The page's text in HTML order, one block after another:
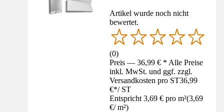
Artikel wurde noch nicht
bewertet.
(0)
Preis — 36,99 € * Alle Preise
inkl. MwSt. und ggf. zzgl.
Versandkosten pro ST36,99
€*/ ST
Entspricht 3,69 € pro m²(3,69
€/ m²)